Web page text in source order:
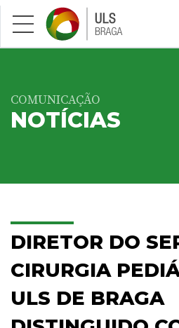
Saltar para conteúdo principal
COMUNICAÇÃO
NOTÍCIAS
DIRETOR DO
CIRURGIA
ULS DE BRAGA